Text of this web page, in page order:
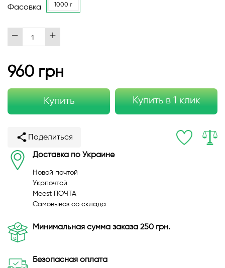
Фасовка 1000 г
960 грн
Купить Купить в 1 клик
Поделиться
Доставка по Украине
Новой почтой
Укрпочтой
Meest ПОЧТА
Самовывоз со склада
Минимальная сумма заказа 250 грн.
Безопасная оплата